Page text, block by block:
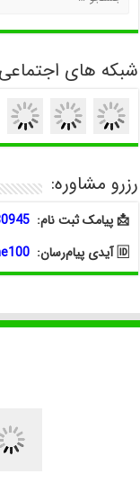
شبکه های اجتماعی
رزرو مشاوره:
📩 پیامک ثبت نام:
🆔 آیدی پیام‌رسان: